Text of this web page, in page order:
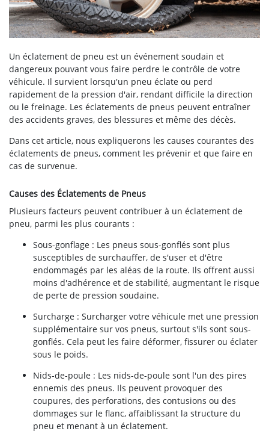
Un éclatement de pneu est un événement soudain et
dangereux pouvant vous faire perdre le contrôle de votre
véhicule. Il survient lorsqu'un pneu éclate ou perd
rapidement de la pression d'air, rendant difficile la direction
ou le freinage. Les éclatements de pneus peuvent entraîner
des accidents graves, des blessures et même des décès.
Dans cet article, nous expliquerons les causes courantes des
éclatements de pneus, comment les prévenir et que faire en
cas de survenue.
Causes des Éclatements de Pneus
Plusieurs facteurs peuvent contribuer à un éclatement de
pneu, parmi les plus courants :
Sous-gonflage : Les pneus sous-gonflés sont plus
susceptibles de surchauffer, de s'user et d'être
endommagés par les aléas de la route. Ils offrent aussi
moins d'adhérence et de stabilité, augmentant le risque
de perte de pression soudaine.
Surcharge : Surcharger votre véhicule met une pression
supplémentaire sur vos pneus, surtout s'ils sont sous-
gonflés. Cela peut les faire déformer, fissurer ou éclater
sous le poids.
Nids-de-poule : Les nids-de-poule sont l'un des pires
ennemis des pneus. Ils peuvent provoquer des
coupures, des perforations, des contusions ou des
dommages sur le flanc, affaiblissant la structure du
pneu et menant à un éclatement.